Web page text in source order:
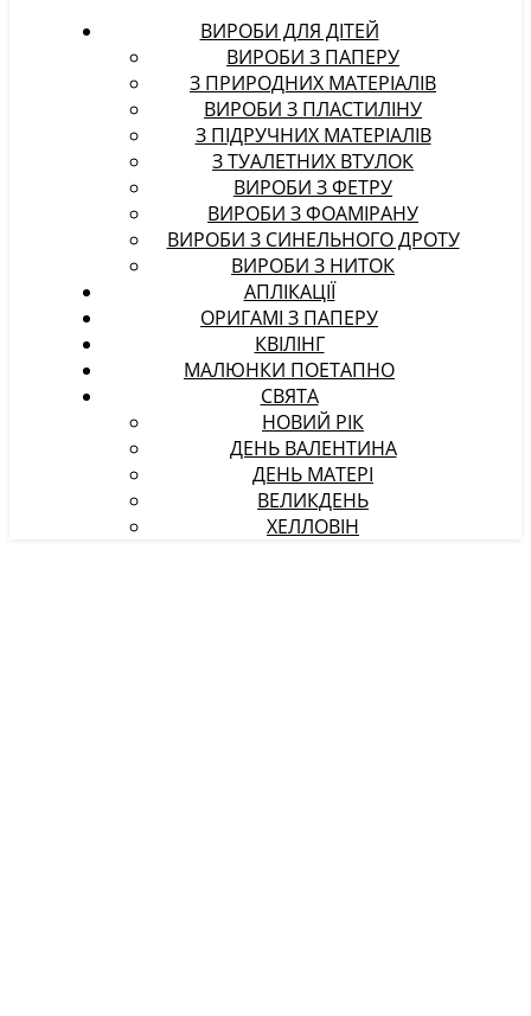
ВИРОБИ ДЛЯ ДІТЕЙ
ВИРОБИ З ПАПЕРУ
З ПРИРОДНИХ МАТЕРІАЛІВ
ВИРОБИ З ПЛАСТИЛІНУ
З ПІДРУЧНИХ МАТЕРІАЛІВ
З ТУАЛЕТНИХ ВТУЛОК
ВИРОБИ З ФЕТРУ
ВИРОБИ З ФОАМІРАНУ
ВИРОБИ З СИНЕЛЬНОГО ДРОТУ
ВИРОБИ З НИТОК
АПЛІКАЦІЇ
ОРИГАМІ З ПАПЕРУ
КВІЛІНГ
МАЛЮНКИ ПОЕТАПНО
СВЯТА
НОВИЙ РІК
ДЕНЬ ВАЛЕНТИНА
ДЕНЬ МАТЕРІ
ВЕЛИКДЕНЬ
ХЕЛЛОВІН